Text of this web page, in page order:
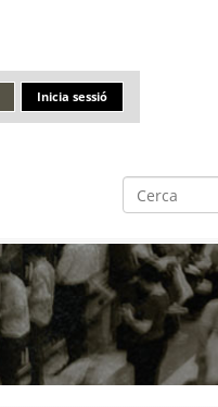
Inicia sessió